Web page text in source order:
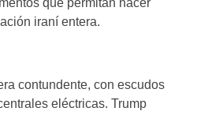
que permitan hacer
iraní entera.
contundente, con escudos
eléctricas. Trump